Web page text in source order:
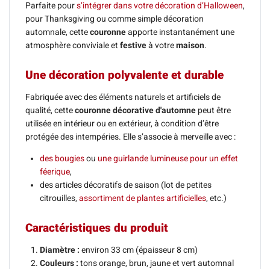
Parfaite pours’intégrer dans votre décoration d’Halloween,
pour Thanksgiving ou comme simple décoration
automnale, cettecouronneapporte instantanément une
atmosphère conviviale et festiveà votremaison.
Une décoration polyvalente et durable
Fabriquée avec des éléments naturels et artificiels de
qualité, cettecouronne décorative d'automne peut être
utilisée en intérieur ou en extérieur, à condition d’être
protégée des intempéries. Elle s’associe à merveille avec :
des bougiesou une guirlande lumineuse pour un effet
féerique,
des articles décoratifs de saison (lot de petites
citrouilles, assortiment de plantes artificielles, etc.)
Caractéristiques du produit
Diamètre : environ 33 cm (épaisseur 8 cm)
Couleurs : tons orange, brun, jaune et vert automnal